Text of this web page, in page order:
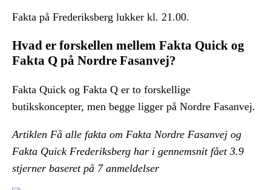
Fakta på Frederiksberg lukker kl. 21.00.
Hvad er forskellen mellem Fakta Quick og
Fakta Q på Nordre Fasanvej?
Fakta Quick og Fakta Q er to forskellige
butikskoncepter, men begge ligger på Nordre Fasanvej.
Artiklen Få alle fakta om Fakta Nordre Fasanvej og
Fakta Quick Frederiksberg har i gennemsnit fået 3.9
stjerner baseret på 7anmeldelser